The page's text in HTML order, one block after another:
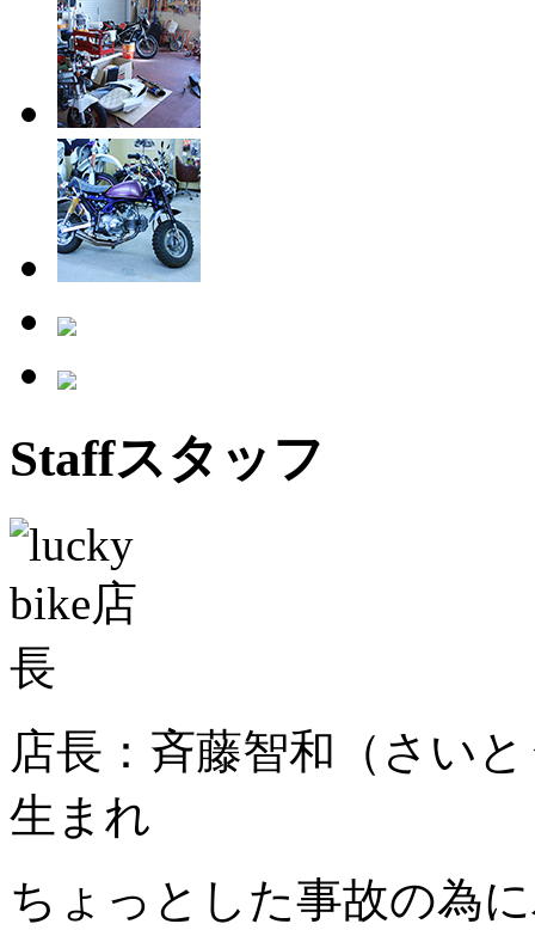
Staffスタッフ
店長：斉藤智和（さい
生まれ
ちょっとした事故の為